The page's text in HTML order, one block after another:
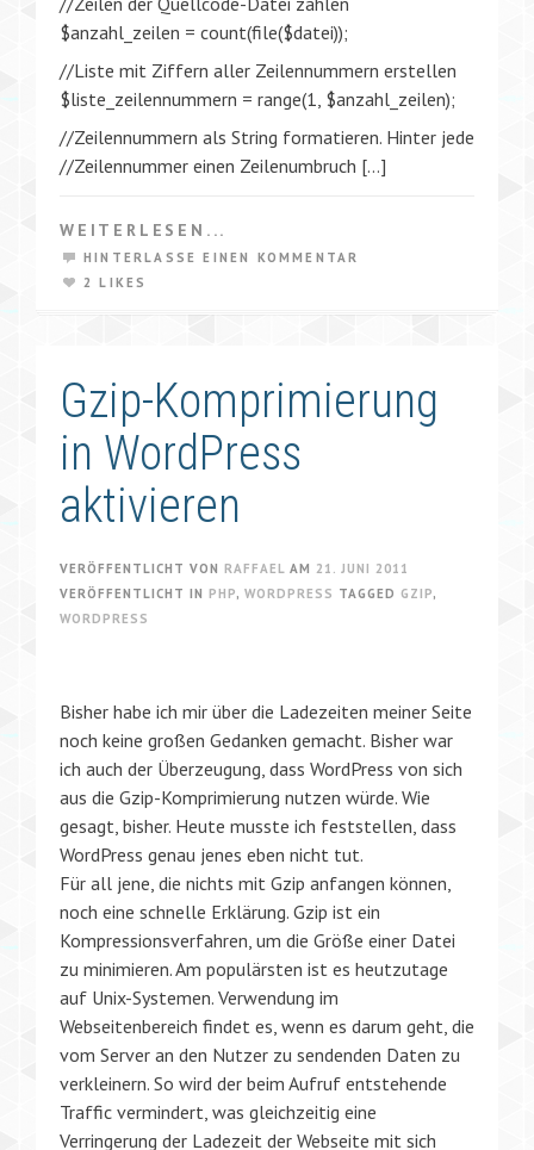
$anzahl_zeilen = count(file($datei));
//Liste mit Ziffern aller Zeilennummern erstellen
$liste_zeilennummern = range(1, $anzahl_zeilen);
//Zeilennummern als String formatieren. Hinter jede
//Zeilennummer einen Zeilenumbruch […]
WEITERLESEN...
HINTERLASSE EINEN KOMMENTAR
2 LIKES
Gzip-Komprimierung
in WordPress
aktivieren
VERÖFFENTLICHT VON RAFFAEL AM 21. JUNI 2011
VERÖFFENTLICHT IN PHP, WORDPRESS TAGGED GZIP,
WORDPRESS
Bisher habe ich mir über die Ladezeiten meiner Seite
noch keine großen Gedanken gemacht. Bisher war
ich auch der Überzeugung, dass WordPress von sich
aus die Gzip-Komprimierung nutzen würde. Wie
gesagt, bisher. Heute musste ich feststellen, dass
WordPress genau jenes eben nicht tut.
Für all jene, die nichts mit Gzip anfangen können,
noch eine schnelle Erklärung. Gzip ist ein
Kompressionsverfahren, um die Größe einer Datei
zu minimieren. Am populärsten ist es heutzutage
auf Unix-Systemen. Verwendung im
Webseitenbereich findet es, wenn es darum geht, die
vom Server an den Nutzer zu sendenden Daten zu
verkleinern. So wird der beim Aufruf entstehende
Traffic vermindert, was gleichzeitig eine
Verringerung der Ladezeit der Webseite mit sich